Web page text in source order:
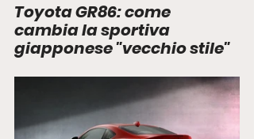
Toyota GR86: come
cambia la sportiva
giapponese "vecchio stile"